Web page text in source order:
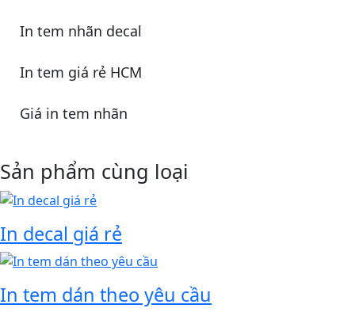
In tem nhãn decal
In tem giá rẻ HCM
Giá in tem nhãn
Sản phẩm cùng loại
In decal giá rẻ
In tem dán theo yêu cầu